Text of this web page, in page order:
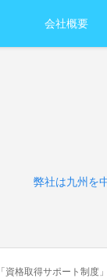
会社概要
弊社は九州を
「資格取得サポート制度